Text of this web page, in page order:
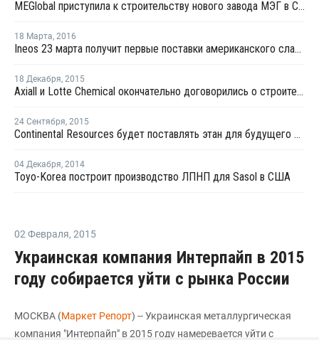
MEGlobal приступила к строительству нового завода МЭГ в США
18 Марта, 2016
Ineos 23 марта получит первые поставки американского сланцевого газа в Норвегии
18 Декабря, 2015
Axiall и Lotte Chemical окончательно договорились о строительстве крекинг-установки в Лейк-Чарльз
24 Сентября, 2015
Continental Resources будет поставлять этан для будущего производства ПЭ Bandlands NGL
04 Декабря, 2014
Toyo-Korea построит производство ЛПНП для Sasol в США
02 Февраля, 2015
Украинская компания Интерпайп в 2015
году собирается уйти с рынка России
МОСКВА (Маркет Репорт) -- Украинская металлургическая
компания "Интерпайп" в 2015 году намеревается уйти с